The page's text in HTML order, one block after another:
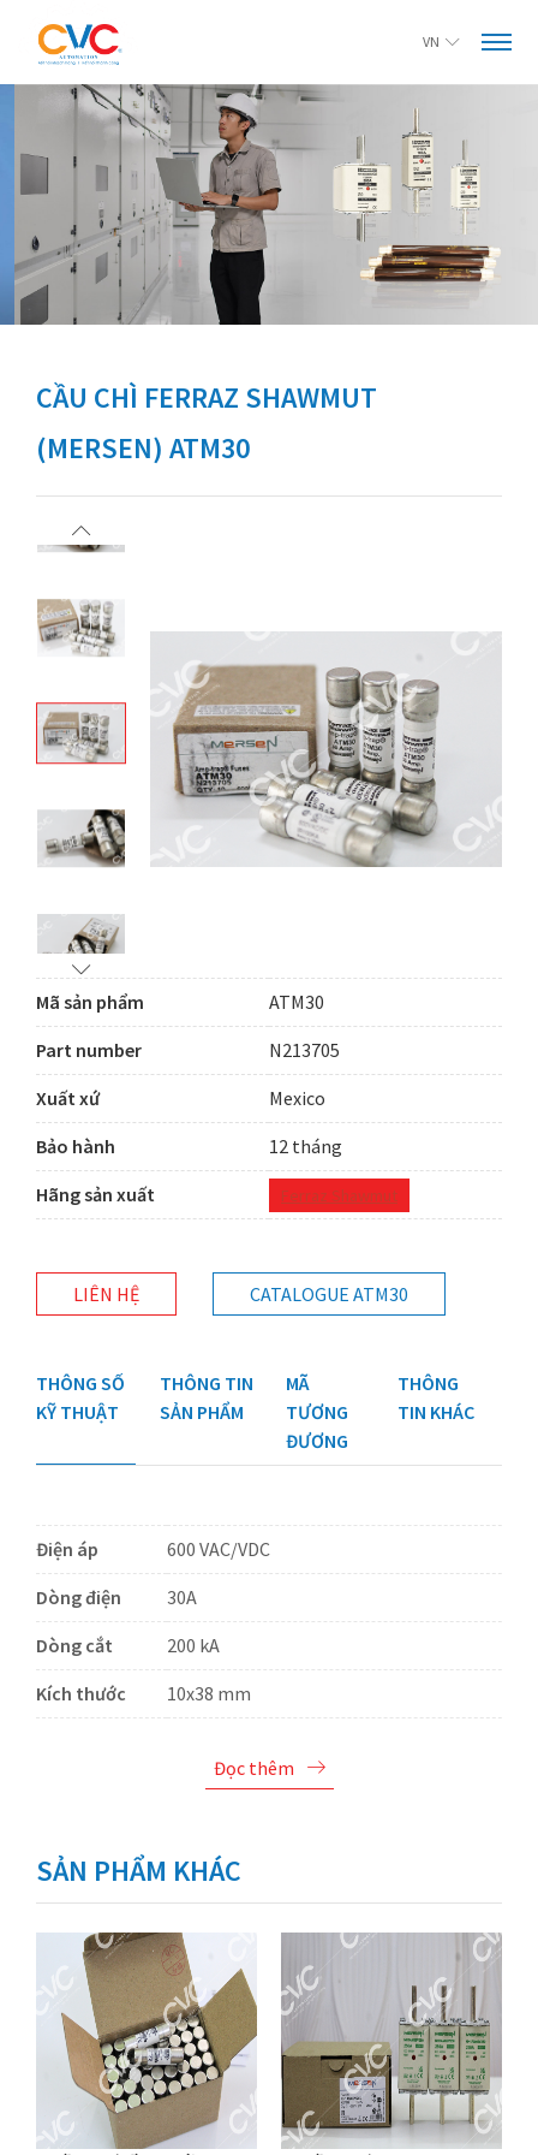
VN
THE SAFETY OF ELECTRICAL CABINETS
CẦU CHÌ FERRAZ SHAWMUT
(MERSEN) ATM30
Mã sản phẩm
ATM30
Part number
N213705
Xuất xứ
Mexico
Bảo hành
12 tháng
Hãng sản xuất
Ferraz Shawmut
LIÊN HỆ CATALOGUE ATM30
THÔNG SỐ
KỸ THUẬT
THÔNG TIN
SẢN PHẨM
MÃ
TƯƠNG
ĐƯƠNG
THÔNG
TIN KHÁC
Điện áp
600 VAC/VDC
Dòng điện
30A
Dòng cắt
200 kA
Kích thước
10x38 mm
Đọc thêm
SẢN PHẨM KHÁC